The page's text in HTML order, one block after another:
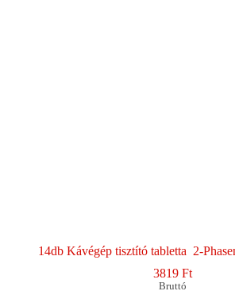
14db Kávégép tisztító tabletta 2-
3819 Ft
Bruttó